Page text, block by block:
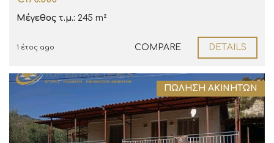
Μέγεθος τ.μ.: 245 m²
1 έτος ago COMPARE DETAILS
ΠΏΛΗΣΗ ΑΚΙΝΉΤΩΝ